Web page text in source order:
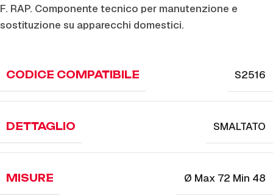
F. RAP. Componente tecnico per manutenzione e
sostituzione su apparecchi domestici.
CODICE COMPATIBILE S2516
DETTAGLIO SMALTATO
MISURE Ø Max 72 Min 48